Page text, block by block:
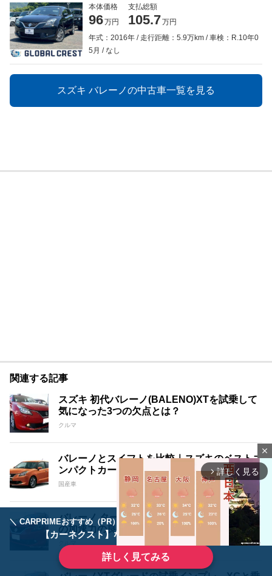
＼ CARPRIMEおすすめ（PR） ／ディーラーで手放すのはもったいない！
【カーネクスト】ならどんなクルマも高価買取
詳しく見てみる
本体価格
96万円
支払総額
105.7万円
年式：2016年
走行距離：5.9万km
車検：R.10年0
5月
なし
スズキ バレーノの中古車一覧を見る
関連する記事
スズキ 初代バレーノ(BALENO)XTを試乗して
気になった3つの欠点とは？
クルマ
バレーノとスイフトを比較｜スズキのベストコ
ンパクトカーはどっち？
国産車
バレーノ ターボを試乗した感想。XTグレード
の加速力の良さを体感
close
arrow_forward_ios 詳しく見る